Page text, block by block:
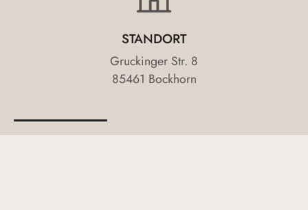
STANDORT
Gruckinger Str. 8
85461 Bockhorn